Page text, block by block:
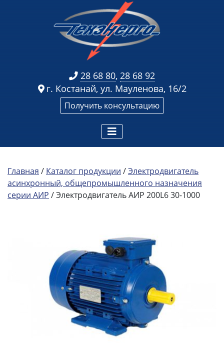
28 68 80, 28 68 92
г. Костанай, ул. Мауленова, 16/2
Получить консультацию
Главная / Каталог продукции /Электродвигатель
асинхронный, общепромышленного назначения
серии АИР / Электродвигатель АИР 200L6 30-1000